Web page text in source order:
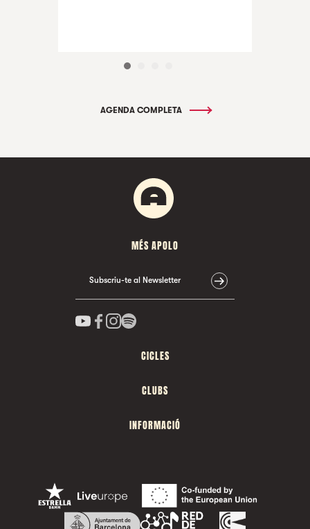
AGENDA COMPLETA
MÉS APOLO
Subscriu-te al Newsletter
CICLES
CLUBS
INFORMACIÓ